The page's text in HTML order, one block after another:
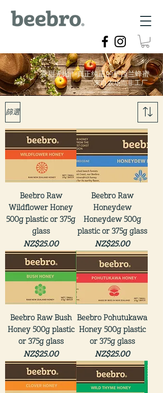
香甜无比！真正纯正的新西兰蜂蜜
来自农场而非工厂
篩選
Beebro Raw
Wildflower Honey
500g plastic or 375g
glass
價格
NZ$25.00
Beebro Raw
Honeydew
Honeydew 500g
plastic or 375g glass
價格
NZ$25.00
Beebro Raw Bush
Honey 500g plastic
or 375g glass
價格
NZ$25.00
Beebro Pohutukawa
Honey 500g plastic
or 375g glass
價格
NZ$25.00